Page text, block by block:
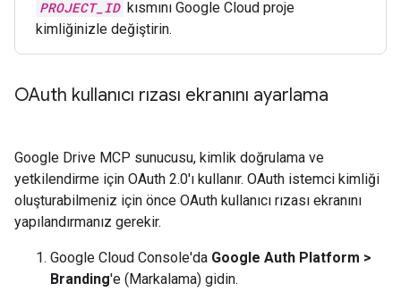
PROJECT_ID kısmını Google Cloud proje
kimliğinizle değiştirin.
OAuth kullanıcı rızası ekranını ayarlama
Google Drive MCP sunucusu, kimlik doğrulama ve
yetkilendirme için OAuth 2.0'ı kullanır. OAuth istemci kimliği
oluşturabilmeniz için önce OAuth kullanıcı rızası ekranını
yapılandırmanız gerekir.
Google Cloud Console'da Google Auth Platform >
Branding'e (Markalama) gidin.